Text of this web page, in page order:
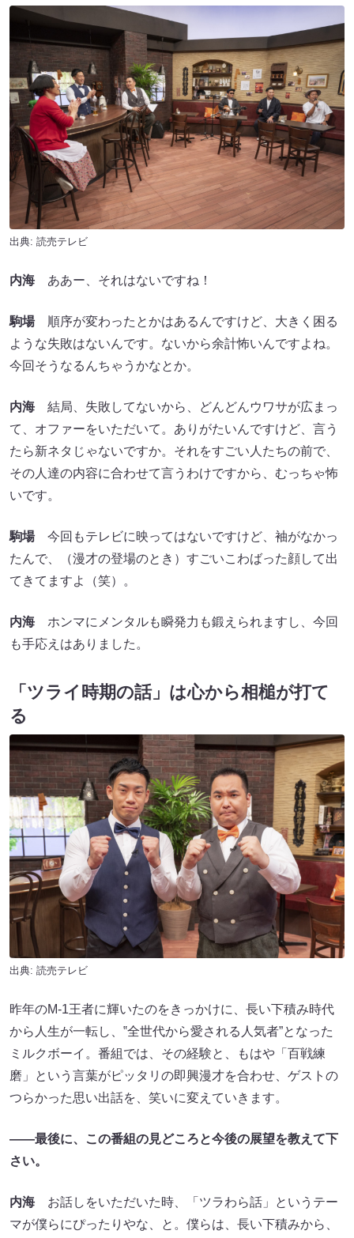
出典: 読売テレビ
内海 ああー、それはないですね！
駒場順序が変わったとかはあるんですけど、大きく困る
ような失敗はないんです。ないから余計怖いんですよね。
今回そうなるんちゃうかなとか。
内海 結局、失敗してないから、どんどんウワサが広まっ
て、オファーをいただいて。ありがたいんですけど、言う
たら新ネタじゃないですか。それをすごい人たちの前で、
その人達の内容に合わせて言うわけですから、むっちゃ怖
いです。
駒場今回もテレビに映ってはないですけど、袖がなかっ
たんで、（漫才の登場のとき）すごいこわばった顔して出
てきてますよ（笑）。
内海 ホンマにメンタルも瞬発力も鍛えられますし、今回
も手応えはありました。
「ツライ時期の話」は心から相槌が打て
る
出典: 読売テレビ
昨年のM-1王者に輝いたのをきっかけに、長い下積み時代
から人生が一転し、‟全世代から愛される人気者”となった
ミルクボーイ。番組では、その経験と、もはや「百戦練
磨」という言葉がピッタリの即興漫才を合わせ、ゲストの
つらかった思い出話を、笑いに変えていきます。
――最後に、この番組の見どころと今後の展望を教えて下
さい。
内海 お話しをいただいた時、「ツラわら話」というテー
マが僕らにぴったりやな、と。僕らは、長い下積みから、